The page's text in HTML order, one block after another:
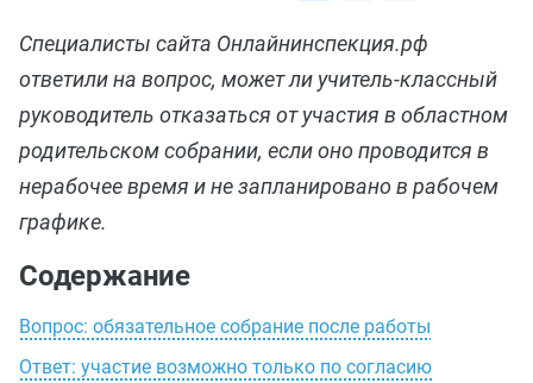
Специалисты сайта Онлайнинспекция.рф
ответили на вопрос, может ли учитель‑классный
руководитель отказаться от участия в областном
родительском собрании, если оно проводится в
нерабочее время и не запланировано в рабочем
графике.
Содержание
Вопрос: обязательное собрание после работы
Ответ: участие возможно только по согласию